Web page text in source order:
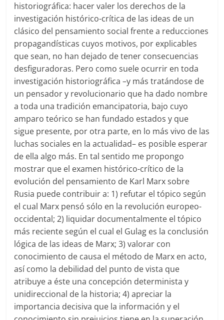
historiográfica: hacer valer los derechos de la
investigación histórico-crítica de las ideas de un
clásico del pensamiento social frente a reducciones
propagandísticas cuyos motivos, por explicables
que sean, no han dejado de tener consecuencias
desfiguradoras. Pero como suele ocurrir en toda
investigación historiográfica –y más tratándose de
un pensador y revolucionario que ha dado nombre
a toda una tradición emancipatoria, bajo cuyo
amparo teórico se han fundado estados y que
sigue presente, por otra parte, en lo más vivo de las
luchas sociales en la actualidad– es posible esperar
de ella algo más. En tal sentido me propongo
mostrar que el examen histórico-crítico de la
evolución del pensamiento de Karl Marx sobre
Rusia puede contribuir a: 1) refutar el tópico según
el cual Marx pensó sólo en la revolución europeo-
occidental; 2) liquidar documentalmente el tópico
más reciente según el cual el Gulag es la conclusión
lógica de las ideas de Marx; 3) valorar con
conocimiento de causa el método de Marx en acto,
así como la debilidad del punto de vista que
atribuye a éste una concepción determinista y
unidireccional de la historia; 4) apreciar la
importancia decisiva que la información y el